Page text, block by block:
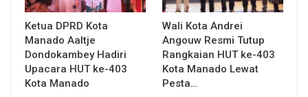
Ketua DPRD Kota
Manado Aaltje
Dondokambey Hadiri
Upacara HUT ke-403
Kota Manado
Wali Kota Andrei
Angouw Resmi Tutup
Rangkaian HUT ke-403
Kota Manado Lewat
Pesta…